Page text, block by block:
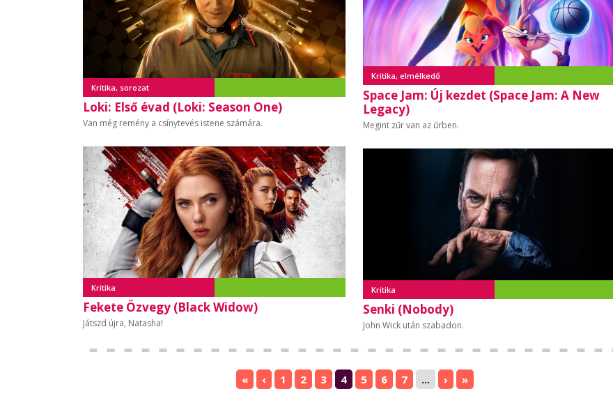
Kritika, sorozat
Loki: Első évad (Loki: Season One)
Van még remény a csínytevés istene számára.
Kritika
Fekete Özvegy (Black Widow)
Játszd újra, Natasha!
Kritika, elmélkedő
Space Jam: Új kezdet (Space Jam: A New
Legacy)
Megint zűr van az űrben.
Kritika
Senki (Nobody)
John Wick után szabadon.
« ‹ 1 2 3 4 5 6 7 ... › »